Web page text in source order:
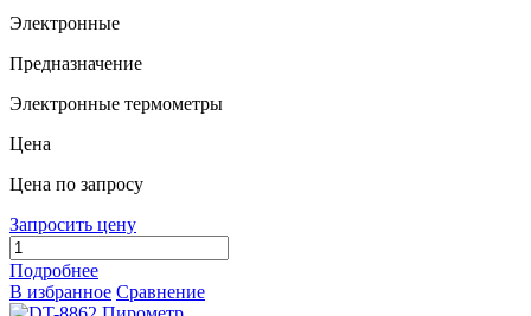
Электронные
Предназначение
Электронные термометры
Цена
Цена по запросу
Запросить цену
Подробнее
В избранное Сравнение